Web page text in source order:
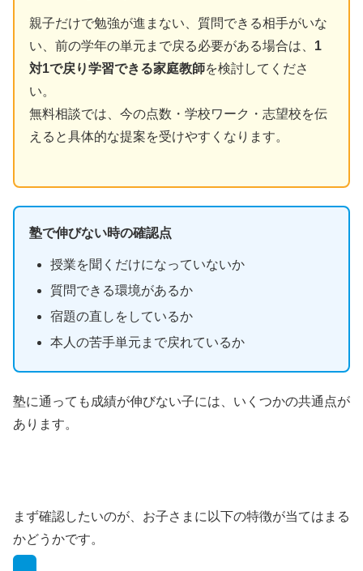
親子だけで勉強が進まない、質問できる相手がいな
い、前の学年の単元まで戻る必要がある場合は、 1
対1で戻り学習できる家庭教師を検討してくださ
い。
無料相談では、今の点数・学校ワーク・志望校を伝
えると具体的な提案を受けやすくなります。
塾で伸びない時の確認点
授業を聞くだけになっていないか
質問できる環境があるか
宿題の直しをしているか
本人の苦手単元まで戻れているか
塾に通っても成績が伸びない子には、いくつかの共通点が
あります。
まず確認したいのが、お子さまに以下の特徴が当てはまる
かどうかです。